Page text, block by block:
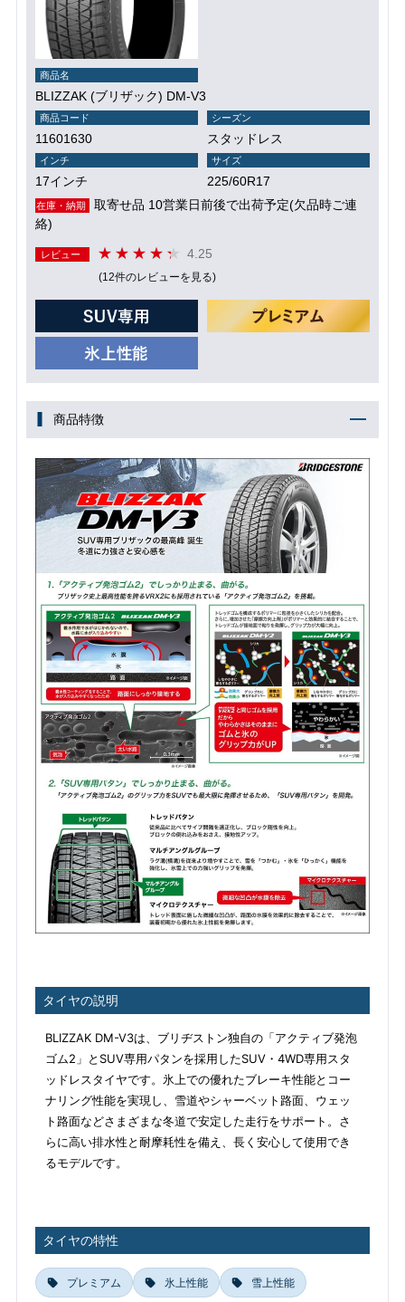
商品名
BLIZZAK (ブリザック) DM-V3
商品コード
11601630
シーズン
スタッドレス
インチ
17インチ
サイズ
225/60R17
在庫・納期
取寄せ品 10営業日前後で出荷予定(欠品時ご連
絡)
レビュー 4.25
(12件のレビューを見る)
商品特徴
タイヤの説明
BLIZZAK DM-V3は、ブリヂストン独自の「アクティブ発泡
ゴム2」とSUV専用パタンを採用したSUV・4WD専用スタ
ッドレスタイヤです。氷上での優れたブレーキ性能とコー
ナリング性能を実現し、雪道やシャーベット路面、ウェッ
ト路面などさまざまな冬道で安定した走行をサポート。さ
らに高い排水性と耐摩耗性を備え、長く安心して使用でき
るモデルです。
タイヤの特性
プレミアム 氷上性能 雪上性能